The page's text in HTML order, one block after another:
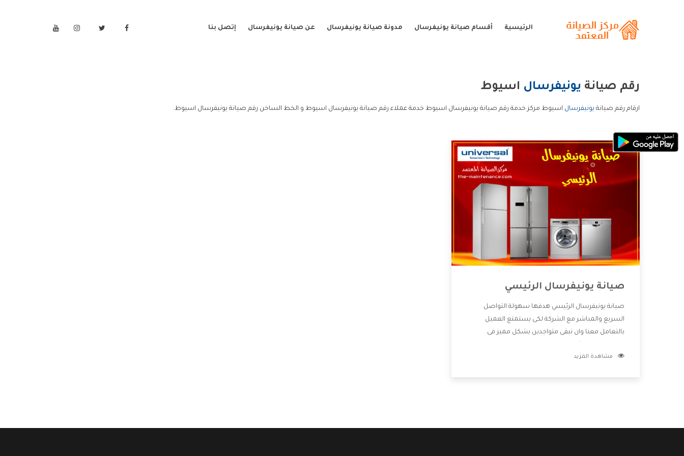
الرئيسية أقسام صيانة يونيفرسال مدونة صيانة يونيفرسال عن صيانة يونيفرسال إتصل بنا
رقم صيانة يونيفرسال اسيوط
ارقام رقم صيانة يونيفرسال اسيوط مركز خدمة رقم صيانة يونيفرسال اسيوط خدمة عملاء رقم صيانة يونيفرسال اسيوط و الخط الساخن رقم صيانة يونيفرسال اسيوط.
صيانة يونيفرسال الرئيسي
صيانة يونيفرسال الرئيسي هدفها سهولة التواصل
السريع والمباشر مع الشركة لكى يستمتع العميل
بالتعامل معنا وان نبقى متواجدين بشكل مميز فى
للعميل وان يستمتع بالخدمات التى تنفرد الشركة بها
مشاهدة المزيد